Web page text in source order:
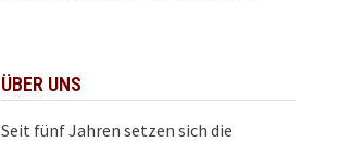
ÜBER UNS
Seit fünf Jahren setzen sich die